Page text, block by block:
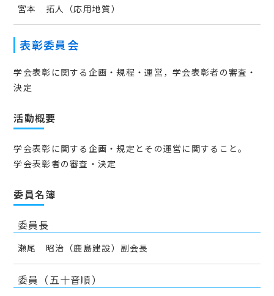
宮本 拓人（応用地質）
表彰委員会
学会表彰に関する企画・規程・運営，学会表彰者の審査・
決定
活動概要
学会表彰に関する企画・規定とその運営に関すること。
学会表彰者の審査・決定
委員名簿
委員長
瀬尾 昭治（鹿島建設）副会長
委員（五十音順）